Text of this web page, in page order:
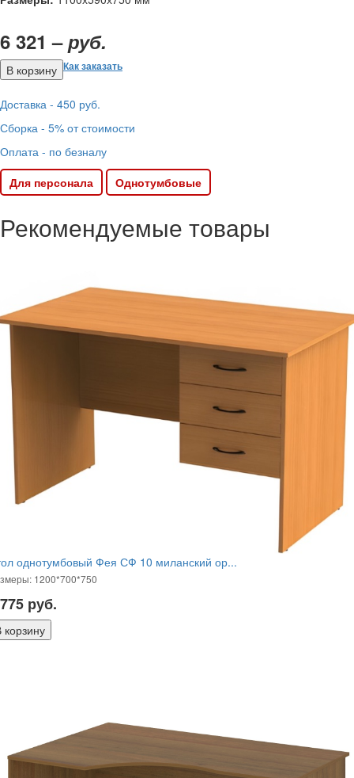
6 321 –руб.
Как заказать
Доставка - 450 руб.
Сборка - 5% от стоимости
Оплата - по безналу
Для персонала
Однотумбовые
Рекомендуемые товары
однотумбовый Фея СФ 10 миланский ор...
1200*700*750
руб.